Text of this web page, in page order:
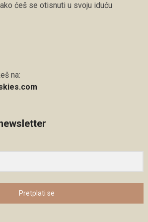
ćeš se otisnuti u svoju iduću
na:
Pretplati se